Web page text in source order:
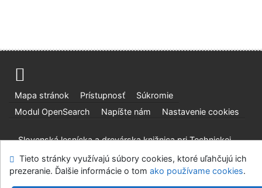
Mapa stránok Prístupnosť
Súkromie
Modul OpenSearch
Napíšte nám Nastavenie cookies
Slovenská lesnícka a drevárska knižnica pri Technickej
©1993-2026IPACv.4.8.63a -Cosmotron Slovakia, s.r.o.
Tieto stránky využívajú súbory cookies, ktoré uľahčujú ich
prezeranie. Ďalšie informácie o tom ako používame cookies.